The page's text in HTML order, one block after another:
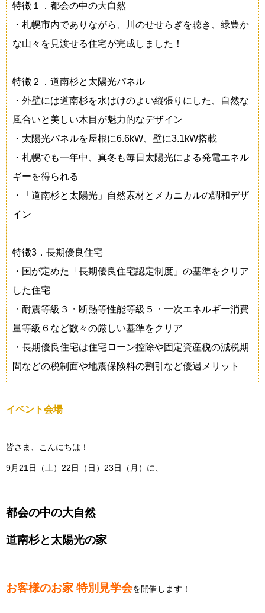
特徴１．都会の中の大自然
・札幌市内でありながら、川のせせらぎを聴き、緑豊か
な山々を見渡せる住宅が完成しました！
特徴２．道南杉と太陽光パネル
・外壁には道南杉を水はけのよい縦張りにした、自然な
風合いと美しい木目が魅力的なデザイン
・太陽光パネルを屋根に6.6kW、壁に3.1kW搭載
・札幌でも一年中、真冬も毎日太陽光による発電エネル
ギーを得られる
・「道南杉と太陽光」自然素材とメカニカルの調和デザ
イン
特徴3．長期優良住宅
・国が定めた「長期優良住宅認定制度」の基準をクリア
した住宅
・耐震等級３・断熱等性能等級５・一次エネルギー消費
量等級６など数々の厳しい基準をクリア
・長期優良住宅は住宅ローン控除や固定資産税の減税期
間などの税制面や地震保険料の割引など優遇メリット
イベント会場
皆さま、こんにちは！
9月21日（土）22日（日）23日（月）に、
都会の中の大自然
道南杉と太陽光の家
お客様のお家 特別見学会を開催します！